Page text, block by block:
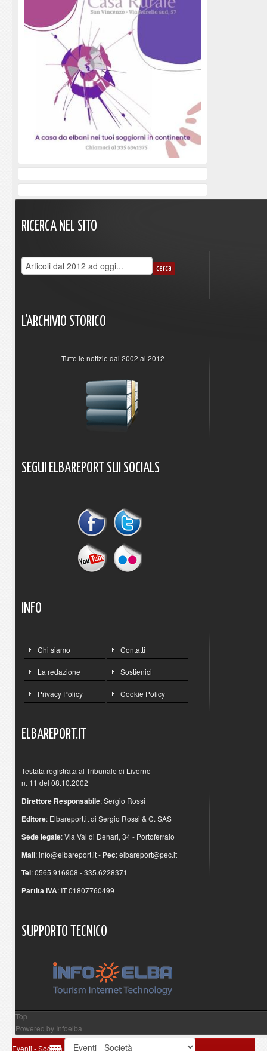
RICERCA NEL SITO
L'ARCHIVIO STORICO
Tutte le notizie dal 2002 al 2012
SEGUI ELBAREPORT SUI SOCIALS
INFO
Chi siamo Contatti
La redazione Sostienici
Privacy Policy Cookie Policy
ELBAREPORT.IT
Testata registrata al Tribunale di Livorno
n. 11 del 08.10.2002
Direttore Responsabile: Sergio Rossi
Editore: Elbareport.it di Sergio Rossi & C. SAS
Sede legale: Via Val di Denari, 34 - Portoferraio
Mail:info@elbareport.it- Pec:elbareport@pec.it
Tel: 0565.916908 - 335.6228371
Partita IVA: IT 01807760499
SUPPORTO TECNICO
Top
Powered by Infoelba
Eventi - Società